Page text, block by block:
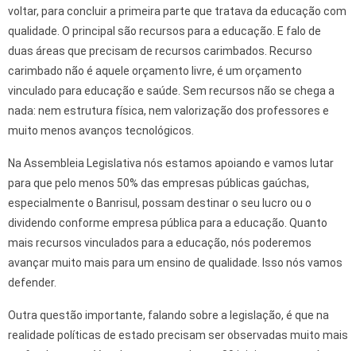
voltar, para concluir a primeira parte que tratava da educação com
qualidade. O principal são recursos para a educação. E falo de
duas áreas que precisam de recursos carimbados. Recurso
carimbado não é aquele orçamento livre, é um orçamento
vinculado para educação e saúde. Sem recursos não se chega a
nada: nem estrutura física, nem valorização dos professores e
muito menos avanços tecnológicos.
Na Assembleia Legislativa nós estamos apoiando e vamos lutar
para que pelo menos 50% das empresas públicas gaúchas,
especialmente o Banrisul, possam destinar o seu lucro ou o
dividendo conforme empresa pública para a educação. Quanto
mais recursos vinculados para a educação, nós poderemos
avançar muito mais para um ensino de qualidade. Isso nós vamos
defender.
Outra questão importante, falando sobre a legislação, é que na
realidade políticas de estado precisam ser observadas muito mais